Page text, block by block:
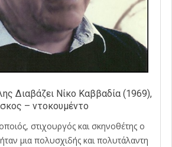
Διαβάζει Νίκο Καββαδία (1969),
– ντοκουμέντο
στιχουργός και σκηνοθέτης ο
μια πολυσχιδής και πολυτάλαντη